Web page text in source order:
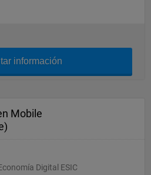
información
Mobile
Digital ESIC